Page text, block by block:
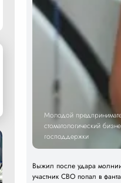
Молодой
стоматологический
господдержки
Выжил после удара
участник СВО попал в